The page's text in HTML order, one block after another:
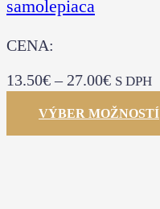
samolepiaca
CENA:
13.50€– 27.00€ S DPH
VÝBER MOŽNOSTÍ